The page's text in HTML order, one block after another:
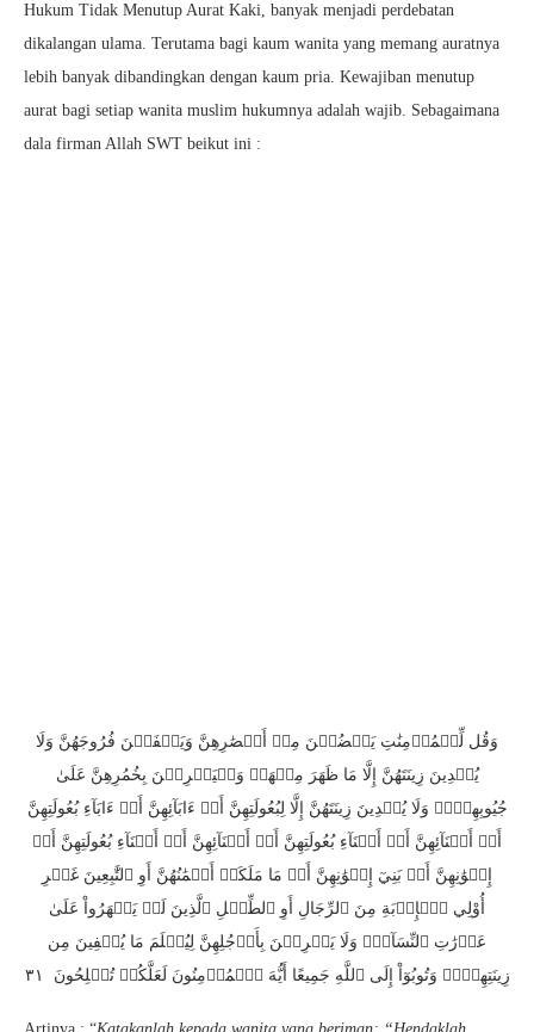
Hukum Tidak Menutup Aurat Kaki, banyak menjadi perdebatan
dikalangan ulama. Terutama bagi kaum wanita yang memang auratnya
lebih banyak dibandingkan dengan kaum pria. Kewajiban menutup
aurat bagi setiap wanita muslim hukumnya adalah wajib. Sebagaimana
dala firman Allah SWT beikut ini :
وَقُل لِّلۡمُؤۡمِنَٰتِ يَغۡضُضۡنَ مِنۡ أَبۡصَٰرِهِنَّ وَيَحۡفَظۡنَ فُرُوجَهُنَّ وَلَا
يُبۡدِينَ زِينَتَهُنَّ إِلَّا مَا ظَهَرَ مِنۡهَاۖ وَلۡيَضۡرِبۡنَ بِخُمُرِهِنَّ عَلَىٰ
جُيُوبِهِنَّۖ وَلَا يُبۡدِينَ زِينَتَهُنَّ إِلَّا لِبُعُولَتِهِنَّ أَوۡ ءَابَآئِهِنَّ أَوۡ ءَابَآءِ بُعُولَتِهِنَّ
أَوۡ أَبۡنَآئِهِنَّ أَوۡ أَبۡنَآءِ بُعُولَتِهِنَّ أَوۡ أَبۡنَآئِهِنَّ أَوۡ أَبۡنَآءِ بُعُولَتِهِنَّ أَوۡ
إِخۡوَٰنِهِنَّ أَوۡ بَنِيٓ إِخۡوَٰنِهِنَّ أَوۡ مَا مَلَكَتۡ أَيۡمَٰنُهُنَّ أَوِ ٱلتَّٰبِعِينَ غَيۡرِ
أُوْلِي ٱلۡإِرۡبَةِ مِنَ ٱلرِّجَالِ أَوِ ٱلطِّفۡلِ ٱلَّذِينَ لَمۡ يَظۡهَرُواْ عَلَىٰ
عَوۡرَٰتِ ٱلنِّسَآءِۖ وَلَا يَضۡرِبۡنَ بِأَرۡجُلِهِنَّ لِيُعۡلَمَ مَا يُخۡفِينَ مِن
زِينَتِهِنَّۚ وَتُوبُوٓاْ إِلَى ٱللَّهِ جَمِيعًا أَيُّهَ ٱلۡمُؤۡمِنُونَ لَعَلَّكُمۡ تُفۡلِحُونَ ٣١